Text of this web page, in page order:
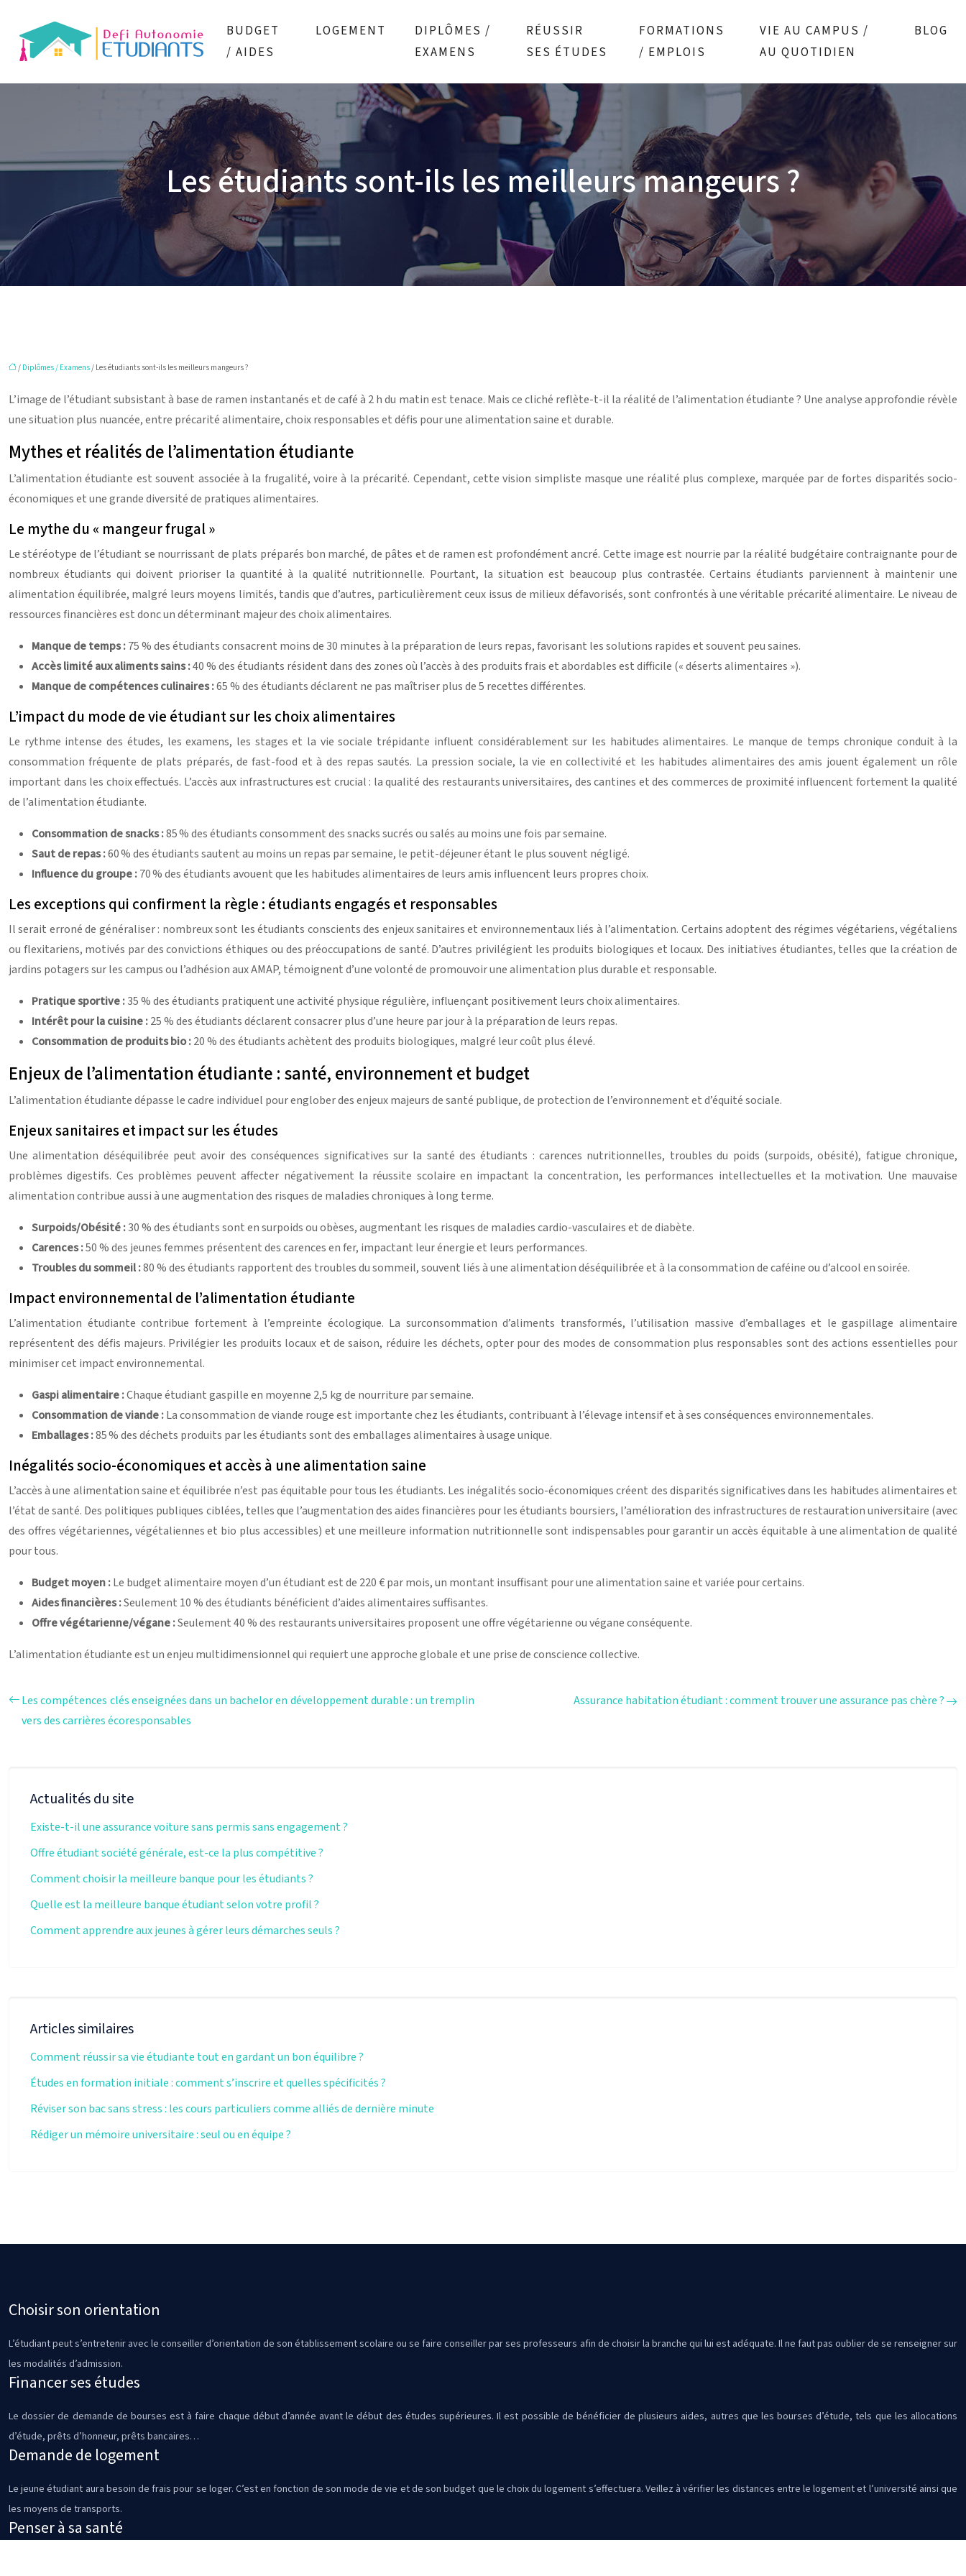
BUDGET
/ AIDES
LOGEMENT
DIPLÔMES /
EXAMENS
RÉUSSIR
SES ÉTUDES
FORMATIONS
/ EMPLOIS
VIE AU CAMPUS /
AU QUOTIDIEN
BLOG
Les étudiants sont-ils les meilleurs mangeurs ?
/ Diplômes / Examens/ Les étudiants sont-ils les meilleurs mangeurs ?
L’image de l’étudiant subsistant à base de ramen instantanés et de café à 2 h du matin est tenace. Mais ce cliché reflète-t-il la réalité de l’alimentation étudiante ? Une analyse approfondie révèle
une situation plus nuancée, entre précarité alimentaire, choix responsables et défis pour une alimentation saine et durable.
Mythes et réalités de l’alimentation étudiante
L’alimentation étudiante est souvent associée à la frugalité, voire à la précarité. Cependant, cette vision simpliste masque une réalité plus complexe, marquée par de fortes disparités socio-
économiques et une grande diversité de pratiques alimentaires.
Le mythe du « mangeur frugal »
Le stéréotype de l’étudiant se nourrissant de plats préparés bon marché, de pâtes et de ramen est profondément ancré. Cette image est nourrie par la réalité budgétaire contraignante pour de
nombreux étudiants qui doivent prioriser la quantité à la qualité nutritionnelle. Pourtant, la situation est beaucoup plus contrastée. Certains étudiants parviennent à maintenir une
alimentation équilibrée, malgré leurs moyens limités, tandis que d’autres, particulièrement ceux issus de milieux défavorisés, sont confrontés à une véritable précarité alimentaire. Le niveau de
ressources financières est donc un déterminant majeur des choix alimentaires.
Manque de temps :75 % des étudiants consacrent moins de 30 minutes à la préparation de leurs repas, favorisant les solutions rapides et souvent peu saines.
Accès limité aux aliments sains :40 % des étudiants résident dans des zones où l’accès à des produits frais et abordables est difficile (« déserts alimentaires »).
Manque de compétences culinaires :65 % des étudiants déclarent ne pas maîtriser plus de 5 recettes différentes.
L’impact du mode de vie étudiant sur les choix alimentaires
Le rythme intense des études, les examens, les stages et la vie sociale trépidante influent considérablement sur les habitudes alimentaires. Le manque de temps chronique conduit à la
consommation fréquente de plats préparés, de fast-food et à des repas sautés. La pression sociale, la vie en collectivité et les habitudes alimentaires des amis jouent également un rôle
important dans les choix effectués. L’accès aux infrastructures est crucial : la qualité des restaurants universitaires, des cantines et des commerces de proximité influencent fortement la qualité
de l’alimentation étudiante.
Consommation de snacks :85 % des étudiants consomment des snacks sucrés ou salés au moins une fois par semaine.
Saut de repas :60 % des étudiants sautent au moins un repas par semaine, le petit-déjeuner étant le plus souvent négligé.
Influence du groupe :70 % des étudiants avouent que les habitudes alimentaires de leurs amis influencent leurs propres choix.
Les exceptions qui confirment la règle : étudiants engagés et responsables
Il serait erroné de généraliser : nombreux sont les étudiants conscients des enjeux sanitaires et environnementaux liés à l’alimentation. Certains adoptent des régimes végétariens, végétaliens
ou flexitariens, motivés par des convictions éthiques ou des préoccupations de santé. D’autres privilégient les produits biologiques et locaux. Des initiatives étudiantes, telles que la création de
jardins potagers sur les campus ou l’adhésion aux AMAP, témoignent d’une volonté de promouvoir une alimentation plus durable et responsable.
Pratique sportive :35 % des étudiants pratiquent une activité physique régulière, influençant positivement leurs choix alimentaires.
Intérêt pour la cuisine :25 % des étudiants déclarent consacrer plus d’une heure par jour à la préparation de leurs repas.
Consommation de produits bio :20 % des étudiants achètent des produits biologiques, malgré leur coût plus élevé.
Enjeux de l’alimentation étudiante : santé, environnement et budget
L’alimentation étudiante dépasse le cadre individuel pour englober des enjeux majeurs de santé publique, de protection de l’environnement et d’équité sociale.
Enjeux sanitaires et impact sur les études
Une alimentation déséquilibrée peut avoir des conséquences significatives sur la santé des étudiants : carences nutritionnelles, troubles du poids (surpoids, obésité), fatigue chronique,
problèmes digestifs. Ces problèmes peuvent affecter négativement la réussite scolaire en impactant la concentration, les performances intellectuelles et la motivation. Une mauvaise
alimentation contribue aussi à une augmentation des risques de maladies chroniques à long terme.
Surpoids/Obésité :30 % des étudiants sont en surpoids ou obèses, augmentant les risques de maladies cardio-vasculaires et de diabète.
Carences :50 % des jeunes femmes présentent des carences en fer, impactant leur énergie et leurs performances.
Troubles du sommeil :80 % des étudiants rapportent des troubles du sommeil, souvent liés à une alimentation déséquilibrée et à la consommation de caféine ou d’alcool en soirée.
Impact environnemental de l’alimentation étudiante
L’alimentation étudiante contribue fortement à l’empreinte écologique. La surconsommation d’aliments transformés, l’utilisation massive d’emballages et le gaspillage alimentaire
représentent des défis majeurs. Privilégier les produits locaux et de saison, réduire les déchets, opter pour des modes de consommation plus responsables sont des actions essentielles pour
minimiser cet impact environnemental.
Gaspi alimentaire :Chaque étudiant gaspille en moyenne 2,5 kg de nourriture par semaine.
Consommation de viande :La consommation de viande rouge est importante chez les étudiants, contribuant à l’élevage intensif et à ses conséquences environnementales.
Emballages :85 % des déchets produits par les étudiants sont des emballages alimentaires à usage unique.
Inégalités socio-économiques et accès à une alimentation saine
L’accès à une alimentation saine et équilibrée n’est pas équitable pour tous les étudiants. Les inégalités socio-économiques créent des disparités significatives dans les habitudes alimentaires et
l’état de santé. Des politiques publiques ciblées, telles que l’augmentation des aides financières pour les étudiants boursiers, l’amélioration des infrastructures de restauration universitaire (avec
des offres végétariennes, végétaliennes et bio plus accessibles) et une meilleure information nutritionnelle sont indispensables pour garantir un accès équitable à une alimentation de qualité
pour tous.
Budget moyen :Le budget alimentaire moyen d’un étudiant est de 220 € par mois, un montant insuffisant pour une alimentation saine et variée pour certains.
Aides financières :Seulement 10 % des étudiants bénéficient d’aides alimentaires suffisantes.
Offre végétarienne/végane :Seulement 40 % des restaurants universitaires proposent une offre végétarienne ou végane conséquente.
L’alimentation étudiante est un enjeu multidimensionnel qui requiert une approche globale et une prise de conscience collective.
Les compétences clés enseignées dans un bachelor en développement durable : un tremplin
vers des carrières écoresponsables
Assurance habitation étudiant : comment trouver une assurance pas chère ?
Actualités du site
Existe-t-il une assurance voiture sans permis sans engagement ?
Offre étudiant société générale, est-ce la plus compétitive ?
Comment choisir la meilleure banque pour les étudiants ?
Quelle est la meilleure banque étudiant selon votre profil ?
Comment apprendre aux jeunes à gérer leurs démarches seuls ?
Articles similaires
Comment réussir sa vie étudiante tout en gardant un bon équilibre ?
Études en formation initiale : comment s’inscrire et quelles spécificités ?
Réviser son bac sans stress : les cours particuliers comme alliés de dernière minute
Rédiger un mémoire universitaire : seul ou en équipe ?
Choisir son orientation
L’étudiant peut s’entretenir avec le conseiller d’orientation de son établissement scolaire ou se faire conseiller par ses professeurs afin de choisir la branche qui lui est adéquate. Il ne faut pas oublier de se renseigner sur
les modalités d’admission.
Financer ses études
Le dossier de demande de bourses est à faire chaque début d’année avant le début des études supérieures. Il est possible de bénéficier de plusieurs aides, autres que les bourses d’étude, tels que les allocations
d’étude, prêts d’honneur, prêts bancaires…
Demande de logement
Le jeune étudiant aura besoin de frais pour se loger. C’est en fonction de son mode de vie et de son budget que le choix du logement s’effectuera. Veillez à vérifier les distances entre le logement et l’université ainsi que
les moyens de transports.
Penser à sa santé